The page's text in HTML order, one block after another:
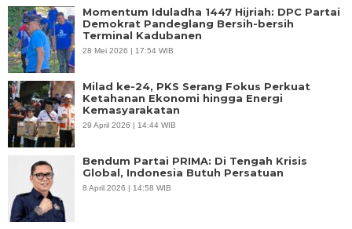
Momentum Iduladha 1447 Hijriah: DPC Partai
Demokrat Pandeglang Bersih-bersih
Terminal Kadubanen
28 Mei 2026 | 17:54 WIB
Milad ke-24, PKS Serang Fokus Perkuat
Ketahanan Ekonomi hingga Energi
Kemasyarakatan
29 April 2026 | 14:44 WIB
Bendum Partai PRIMA: Di Tengah Krisis
Global, Indonesia Butuh Persatuan
8 April 2026 | 14:58 WIB